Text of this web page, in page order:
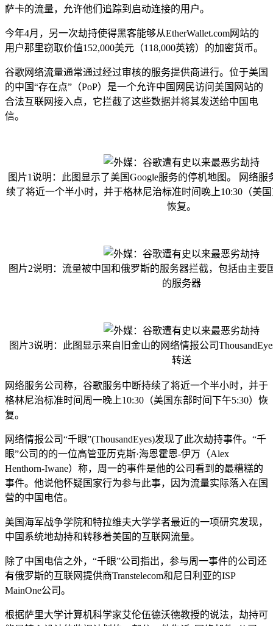
萨卡的流量，允许他们追踪到启动连接的用户。
今年4月，另一次劫持使得黑客能够从EtherWallet.com网站的
用户那里窃取价值152,000美元（118,000英镑）的加密货币。
谷歌网络流量通常通过经过审核的服务提供商进行。位于美国
的中国“存在点”（PoP）是一个允许中国网民访问美国网站的
合法互联网接入点，它拦截了这些数据并将其发送给中国电
信。
图片1说明：此图显示了美国Google服务的停机地图。 网络服
续了将近一个半小时，并于格林尼治标准时间晚上10:30（美
恢复。
图片2说明：流量被中国和俄罗斯的服务器拦截，包括由主要
的服务器
图片3说明：此图显示来自旧金山的网络情报公司
转送
网络服务公司称，谷歌服务中断持续了将近一个半小时，并于
格林尼治标准时间周一晚上10:30（美国东部时间下午5:30）恢
复。
网络情报公司“千眼”(ThousandEyes)发现了此次劫持事件。“千
眼”公司的的一位高管亚历克斯·海恩霍恩-伊万（Alex
Henthorn-Iwane）称，周一的事件是他的公司看到的最糟糕的
事件。他说他怀疑国家行为参与此事，因为流量实际落入在国
营的中国电信。
美国海军战争学院和特拉维夫大学学者最近的一项研究发现，
中国系统地劫持和转移着美国的互联网流量。
除了中国电信之外，“千眼”公司指出，参与周一事件的公司还
有俄罗斯的互联网提供商Transtelecom和尼日利亚的ISP
MainOne公司。
根据萨里大学计算机科学家艾伦伍德沃德教授的说法，劫持可